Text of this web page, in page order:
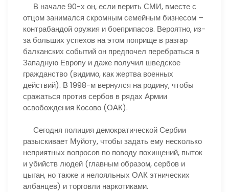
В начале 90-х он, если верить СМИ, вместе с
отцом занимался скромным семейным бизнесом –
контрабандой оружия и боеприпасов. Вероятно, из-
за больших успехов на этом поприще в разгар
балканских событий он предпочел перебраться в
Западную Европу и даже получил шведское
гражданство (видимо, как жертва военных
действий). В 1998-м вернулся на родину, чтобы
сражаться против сербов в рядах Армии
освобождения Косово (ОАК).
Сегодня полиция демократической Сербии
разыскивает Муйоту, чтобы задать ему несколько
неприятных вопросов по поводу похищений, пыток
и убийств людей (главным образом, сербов и
цыган, но также и нелояльных ОАК этнических
албанцев) и торговли наркотиками.